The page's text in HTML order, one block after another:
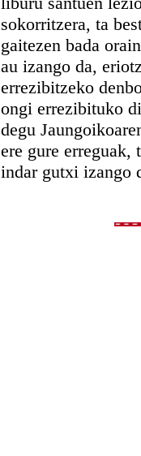
sokorritzera, ta
gaitezen bada
au izango da,
errezibitzeko
ongi errezibituko
degu
ere gure erreguak,
indar gutxi izango